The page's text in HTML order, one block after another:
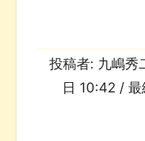
投稿者: 九嶋秀
日 10:42 / 最